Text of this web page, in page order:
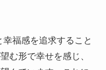
福感を追求すること
む形で幸せを感じ、